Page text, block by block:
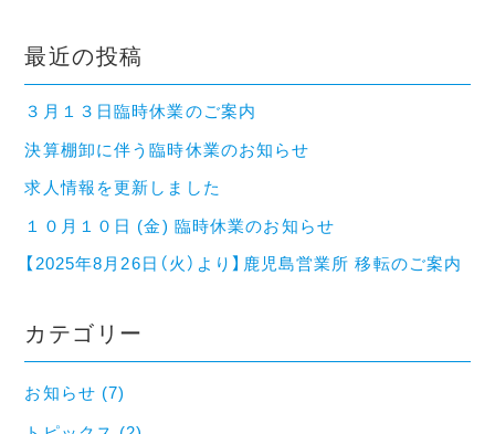
最近の投稿
３月１３日臨時休業のご案内
決算棚卸に伴う臨時休業のお知らせ
求人情報を更新しました
１０月１０日 (金) 臨時休業のお知らせ
【2025年8月26日（火）より】鹿児島営業所 移転のご案内
カテゴリー
お知らせ (7)